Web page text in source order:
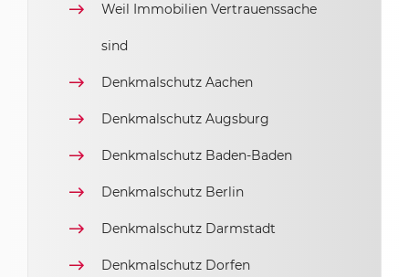
Weil Immobilien Vertrauenssache
sind
Denkmalschutz Aachen
Denkmalschutz Augsburg
Denkmalschutz Baden-Baden
Denkmalschutz Berlin
Denkmalschutz Darmstadt
Denkmalschutz Dorfen